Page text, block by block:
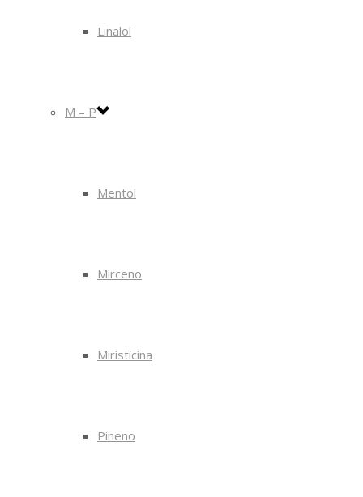
Linalol
M – P
Mentol
Mirceno
Miristicina
Pineno